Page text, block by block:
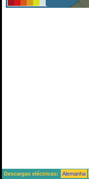
Descargas eléctricas: Alemanha